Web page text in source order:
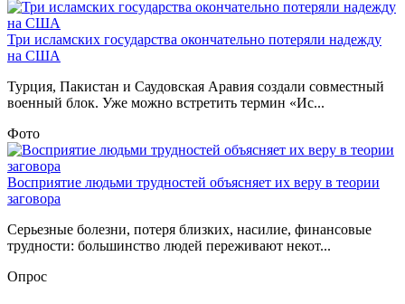
Три исламских государства окончательно потеряли надежду
на США
Турция, Пакистан и Саудовская Аравия создали совместный
военный блок. Уже можно встретить термин «Ис...
Фото
Восприятие людьми трудностей объясняет их веру в теории
заговора
Серьезные болезни, потеря близких, насилие, финансовые
трудности: большинство людей переживают некот...
Опрос